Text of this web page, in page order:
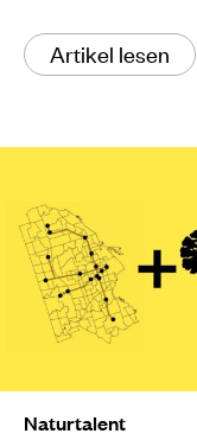
Artikel lesen
Naturtalent